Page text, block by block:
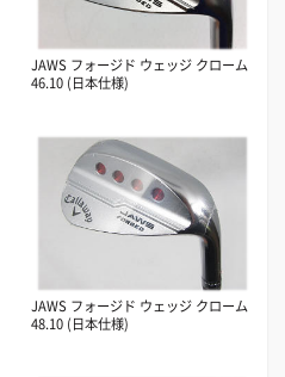
JAWS フォージド ウェッジ クローム
46.10 (日本仕様)
JAWS フォージド ウェッジ クローム
48.10 (日本仕様)